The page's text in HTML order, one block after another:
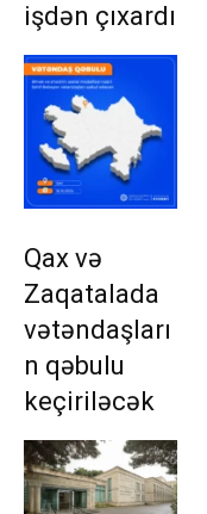
işdən çıxardı
Qax və
Zaqatalada
vətəndaşları
n qəbulu
keçiriləcək